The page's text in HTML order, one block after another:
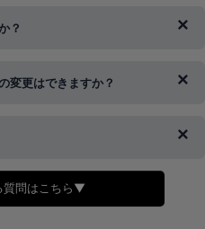
午後以降のご連絡やキャンセル
きが間に合わない場合は変更、
？
帯キャリア決済・おねだり決
変更はできますか？
す。
行しております。
質問はこちら▼